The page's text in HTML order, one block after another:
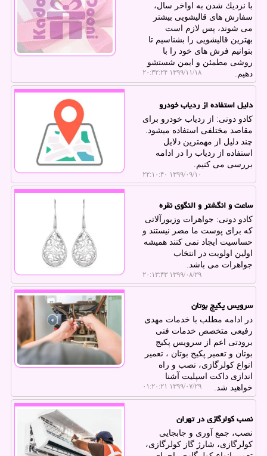
با نزدیك شدن به اواخر سال،
سفارش های قالیشویی بیشتر
می شوند، پس لازم است
بهترین قالیشویی را بشناسیم تا
بتوانیم فرش های خود را با
روشی مطمئن و ایمن شستشو
دهیم.
۱۳۹۹/۱۱/۱۸ ۲۰:۳۲:۲۴
دلیل استفاده از ردیاب خودرو
كادو دونی: از ردیاب خودرو برای
مقاصد مختلفی استفاده می‎شود.
چند دلیل از مهمترین دلایل
استفاده از ردیاب را در ادامه
بررسی می كنیم.
۱۳۹۹/۰۹/۱۰ ۲۲:۱۰:۴۰
ساعت و انگشتر و النگوی نقره
كادو دونی: جواهرات وزیورآلاتی
كه برای پوست ما مضر نیستند و
حساسیت ایجاد نمی كنند همیشه
اولین اولویت در انتخاب
جواهرات می باشد.
۱۳۹۹/۰۸/۲۹ ۲۰:۱۳:۴۳
سرویس پكیج بوتان
در ادامه مطلب با خدمات مهدی
رفیعی متخصص خدمات فنی
برودتی اعم از سرویس پكیج
بوتان و تعمیر پكیج بوتان ، تعمیر
انواع كولرگازی، نصب و راه
اندازی داكت اسپلیت آشنا
خواهید شد.
۱۳۹۹/۰۷/۲۹ ۰۱:۲۰:۲۱
نصب كولرگازی در تهران
نصب، جمع آوری و جابجایی
كولرگازی، شارژ گاز كولرگازی،